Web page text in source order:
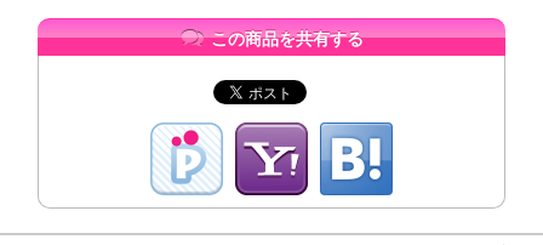
この商品を共有する